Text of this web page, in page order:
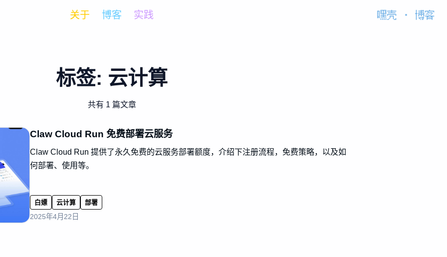
关于 博客 实践 嘿壳 · 博客
标签: 云计算
共有 1 篇文章
Claw Cloud Run 免费部署云服务
Claw Cloud Run 提供了永久免费的云服务部署额度，介绍下注册流程，免费策略，以及如
何部署、使用等。
白嫖 云计算 部署
2025年4月22日